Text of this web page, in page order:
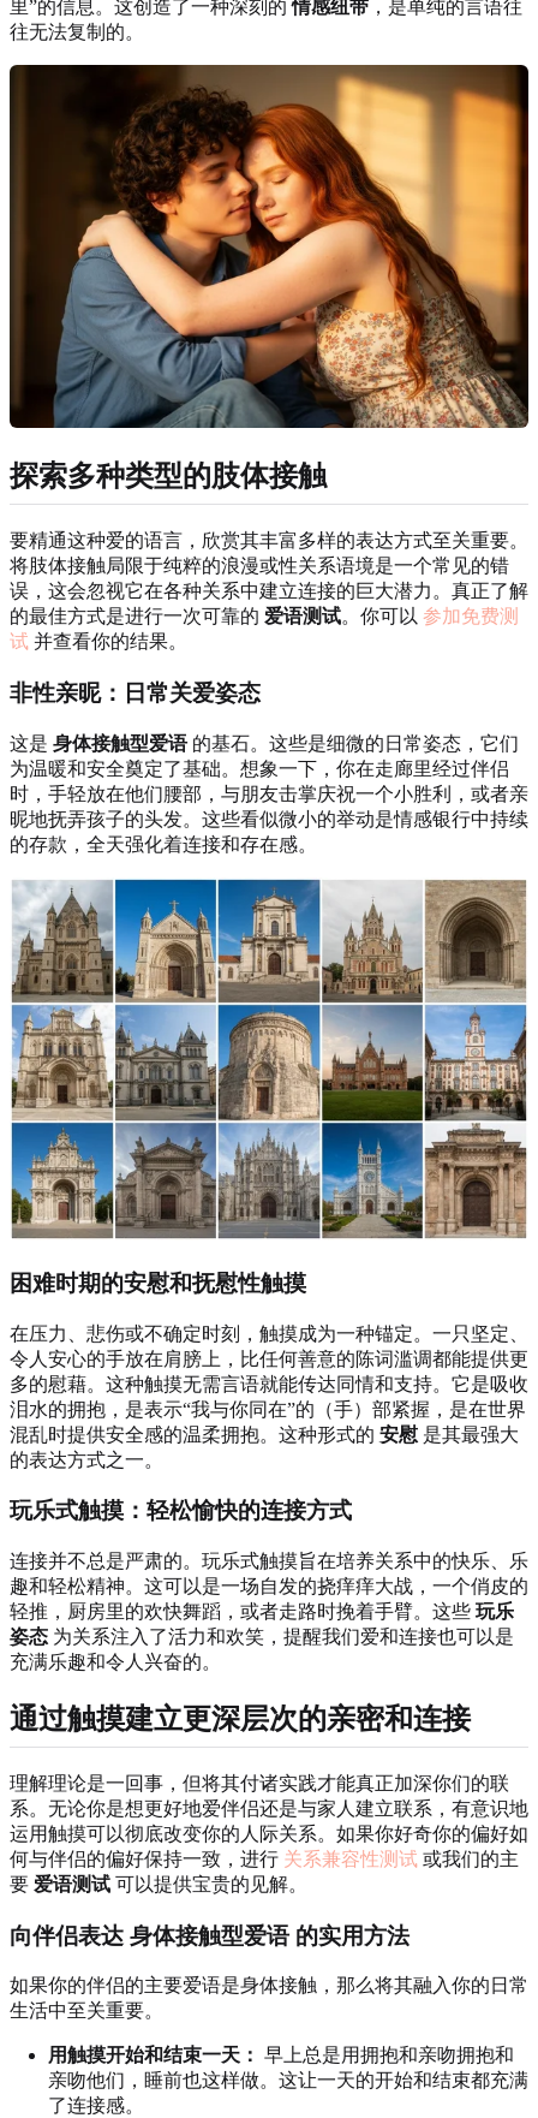
里”的信息。这创造了一种深刻的情感纽带 ，是单纯的言语往
往无法复制的。
探索多种类型的肢体接触
要精通这种爱的语言，欣赏其丰富多样的表达方式至关重要。
将肢体接触局限于纯粹的浪漫或性关系语境是一个常见的错
误，这会忽视它在各种关系中建立连接的巨大潜力。真正了解
的最佳方式是进行一次可靠的 爱语测试。你可以 参加免费测
试 并查看你的结果。
非性亲昵：日常关爱姿态
这是 身体接触型爱语的基石。这些是细微的日常姿态，它们
为温暖和安全奠定了基础。想象一下，你在走廊里经过伴侣
时，手轻放在他们腰部，与朋友击掌庆祝一个小胜利，或者亲
昵地抚弄孩子的头发。这些看似微小的举动是情感银行中持续
的存款，全天强化着连接和存在感。
困难时期的安慰和抚慰性触摸
在压力、悲伤或不确定时刻，触摸成为一种锚定。一只坚定、
令人安心的手放在肩膀上，比任何善意的陈词滥调都能提供更
多的慰藉。这种触摸无需言语就能传达同情和支持。它是吸收
泪水的拥抱，是表示“我与你同在”的（手）部紧握，是在世界
混乱时提供安全感的温柔拥抱。这种形式的 安慰 是其最强大
的表达方式之一。
玩乐式触摸：轻松愉快的连接方式
连接并不总是严肃的。玩乐式触摸旨在培养关系中的快乐、乐
趣和轻松精神。这可以是一场自发的挠痒痒大战，一个俏皮的
轻推，厨房里的欢快舞蹈，或者走路时挽着手臂。这些 玩乐
姿态 为关系注入了活力和欢笑，提醒我们爱和连接也可以是
充满乐趣和令人兴奋的。
通过触摸建立更深层次的亲密和连接
理解理论是一回事，但将其付诸实践才能真正加深你们的联
系。无论你是想更好地爱伴侣还是与家人建立联系，有意识地
运用触摸可以彻底改变你的人际关系。如果你好奇你的偏好如
何与伴侣的偏好保持一致，进行 关系兼容性测试 或我们的主
要 爱语测试 可以提供宝贵的见解。
向伴侣表达 身体接触型爱语 的实用方法
如果你的伴侣的主要爱语是身体接触，那么将其融入你的日常
生活中至关重要。
用触摸开始和结束一天： 早上总是用拥抱和亲吻拥抱和
亲吻他们，睡前也这样做。这让一天的开始和结束都充满
了连接感。